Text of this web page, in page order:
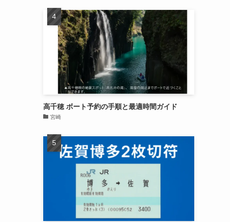
高千穂 ボート予約の手順と最適時間ガイド
宮崎